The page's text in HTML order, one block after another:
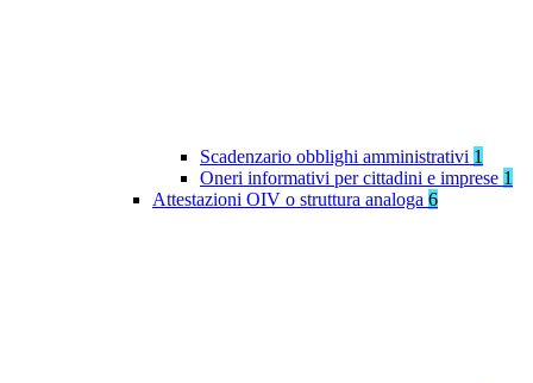
Scadenzario obblighi amministrativi 1
Oneri informativi per cittadini e imprese 1
Attestazioni OIV o struttura analoga 6